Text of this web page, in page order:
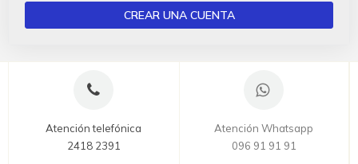
CREAR UNA CUENTA
Atención telefónica
2418 2391
Atención Whatsapp
096 91 91 91